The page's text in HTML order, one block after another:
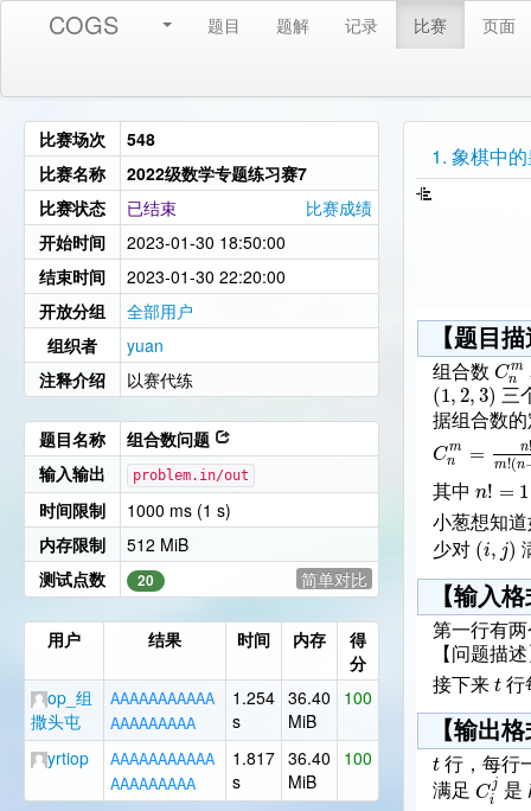
COGS 题目 题解 记录 比赛 页面
比赛场次
548
比赛名称
2022级数学专题练习赛7
比赛状态
已结束
比赛成绩
开始时间
2023-01-30 18:50:00
结束时间
2023-01-30 22:20:00
开放分组
全部用户
组织者
yuan
注释介绍
以赛代练
题目名称
组合数问题
输入输出
problem.in/out
时间限制
1000 ms (1 s)
内存限制
512 MiB
测试点数
20 简单对比
用户 结果 时间 内存
得
分
op_组
撒头屯
AAAAAAAAAAA
AAAAAAAAA
1.254
s
36.40
MiB
100
yrtiop AAAAAAAAAAA
AAAAAAAAA
1.817
s
36.40
MiB
100
1. 象棋中
【题目
组合数 Cm
n
(1,2,3) 三
据组合数
Cm
n = n!
m!(n
其中 n! = 1
小葱想知
少对 (i, j)
【输入
第一行有
【问题描
接下来 t 行
【输出
t 行，每行
满足 Cj
i 是